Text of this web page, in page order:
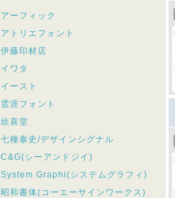
アーフィック
アトリエフォント
伊藤印材店
イワタ
イースト
雲涯フォント
欣喜堂
七種泰史/デザインシグナル
C&G(シーアンドジイ)
System Graphi(システムグラフィ)
昭和書体(コーエーサインワークス)